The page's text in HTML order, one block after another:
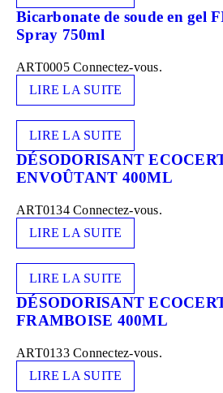
Bicarbonate de soude en gel
Spray 750ml
ART0005 Connectez-vous.
LIRE LA SUITE
LIRE LA SUITE
DÉSODORISANT
ENVOÛTANT 400ML
ART0134 Connectez-vous.
LIRE LA SUITE
LIRE LA SUITE
DÉSODORISANT
FRAMBOISE 400ML
ART0133 Connectez-vous.
LIRE LA SUITE